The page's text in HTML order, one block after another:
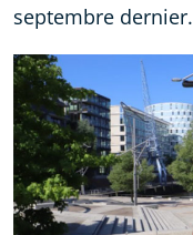
septembre dernier.